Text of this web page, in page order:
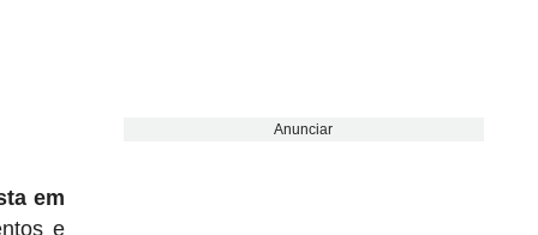
em
e
Anunciar